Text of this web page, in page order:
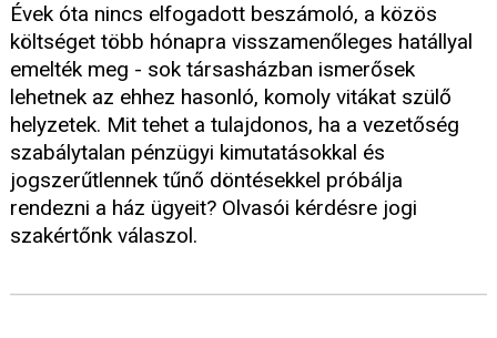
Évek óta nincs elfogadott beszámoló, a közös
költséget több hónapra visszamenőleges hatállyal
emelték meg - sok társasházban ismerősek
lehetnek az ehhez hasonló, komoly vitákat szülő
helyzetek. Mit tehet a tulajdonos, ha a vezetőség
szabálytalan pénzügyi kimutatásokkal és
jogszerűtlennek tűnő döntésekkel próbálja
rendezni a ház ügyeit? Olvasói kérdésre jogi
szakértőnk válaszol.